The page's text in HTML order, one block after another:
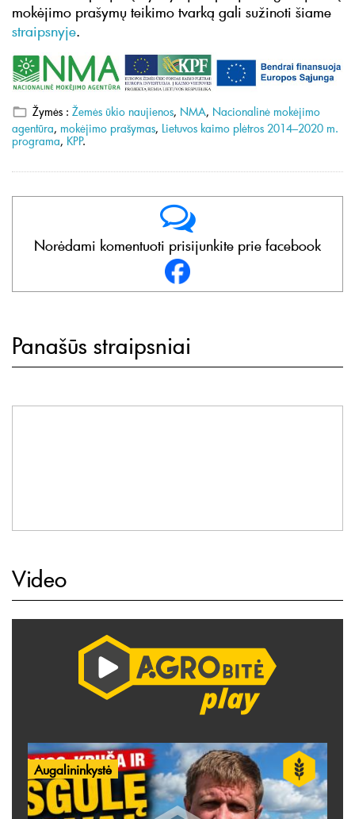
mokėjimo prašymų teikimo tvarką gali sužinoti šiame
straipsnyje.
Žymės : Žemės ūkio naujienos, NMA, Nacionalinė mokėjimo
agentūra, mokėjimo prašymas, Lietuvos kaimo plėtros 2014–2020 m.
programa, KPP.
Norėdami komentuoti prisijunkite prie facebook
Panašūs straipsniai
Video
Augalininkystė